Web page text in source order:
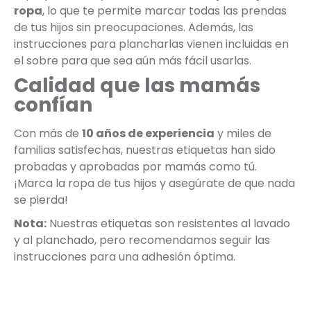
ropa, lo que te permite marcar todas las prendas
de tus hijos sin preocupaciones. Además, las
instrucciones para plancharlas vienen incluidas en
el sobre para que sea aún más fácil usarlas.
Calidad que las mamás
confían
Con más de 10 años de experiencia y miles de
familias satisfechas, nuestras etiquetas han sido
probadas y aprobadas por mamás como tú.
¡Marca la ropa de tus hijos y asegúrate de que nada
se pierda!
Nota: Nuestras etiquetas son resistentes al lavado
y al planchado, pero recomendamos seguir las
instrucciones para una adhesión óptima.